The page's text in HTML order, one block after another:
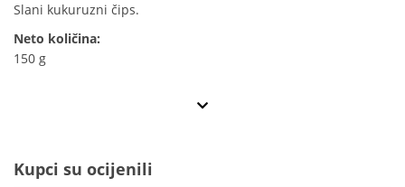
Slani kukuruzni čips.
Neto količina:
150 g
Kupci su ocijenili